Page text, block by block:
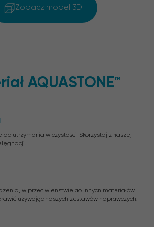
Zobacz model 3D
AQUASTONE™
do utrzymania w czystości. Skorzystaj z naszej
w przeciwieństwie do innych materiałów,
używając naszych zestawów naprawczych.